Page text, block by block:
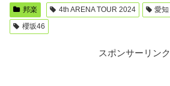
邦楽 4th ARENA TOUR 2024 愛知
櫻坂46
スポンサーリンク